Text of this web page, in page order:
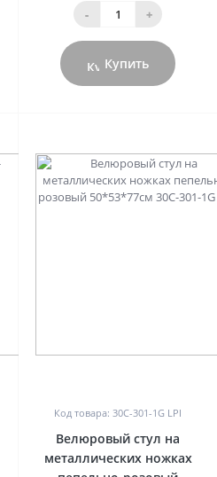
- +
Купить
Код товара: 30C-301-1G LPI
Велюровый стул на
металлических ножках